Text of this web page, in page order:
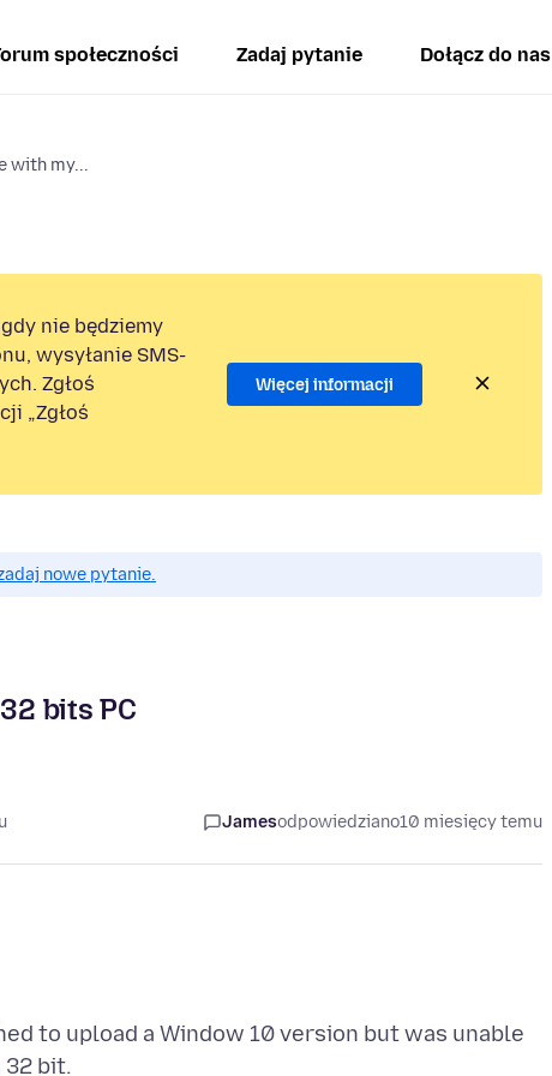
społeczności Zadaj pytanie Dołącz do nas
with my...
nie będziemy
wysyłanie SMS-
Zgłoś
„Zgłoś
Więcej informacji
nowe pytanie.
bits PC
Jamesodpowiedziano10 miesięcy temu
to upload a Window 10 version but was unable